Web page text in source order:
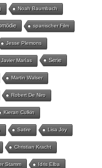
Noah Baumbach
spanischer Film
Jesse Plemons
Javier Marías Serie
Martin Walser
Robert De Niro
Kieran Culkin
Satire Lisa Joy
Christian Kracht
Stamm Idris Elba